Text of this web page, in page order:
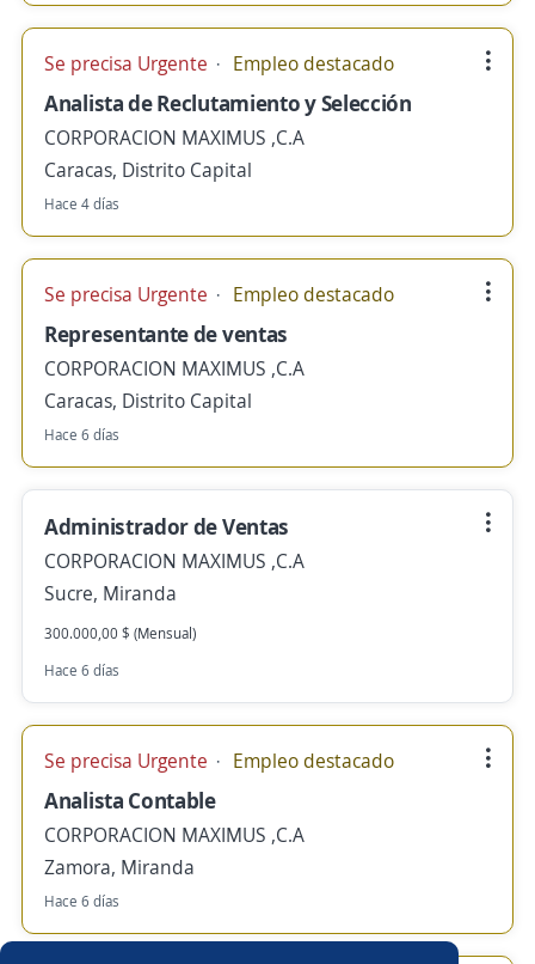
Se precisa Urgente Empleo destacado
Analista de Reclutamiento y Selección
CORPORACION MAXIMUS ,C.A
Caracas, Distrito Capital
Hace 4 días
Se precisa Urgente Empleo destacado
Representante de ventas
CORPORACION MAXIMUS ,C.A
Caracas, Distrito Capital
Hace 6 días
Administrador de Ventas
CORPORACION MAXIMUS ,C.A
Sucre, Miranda
300.000,00 $ (Mensual)
Hace 6 días
Se precisa Urgente Empleo destacado
Analista Contable
CORPORACION MAXIMUS ,C.A
Zamora, Miranda
Hace 6 días